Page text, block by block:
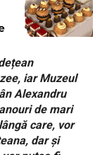
iar Muzeul
Alexandru
de mari
care, vor
dar și